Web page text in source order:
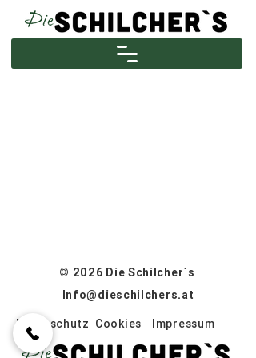
© 2026 Die Schilcher`s
Info@dieschilchers.at
Datenschutz Cookies Impressum